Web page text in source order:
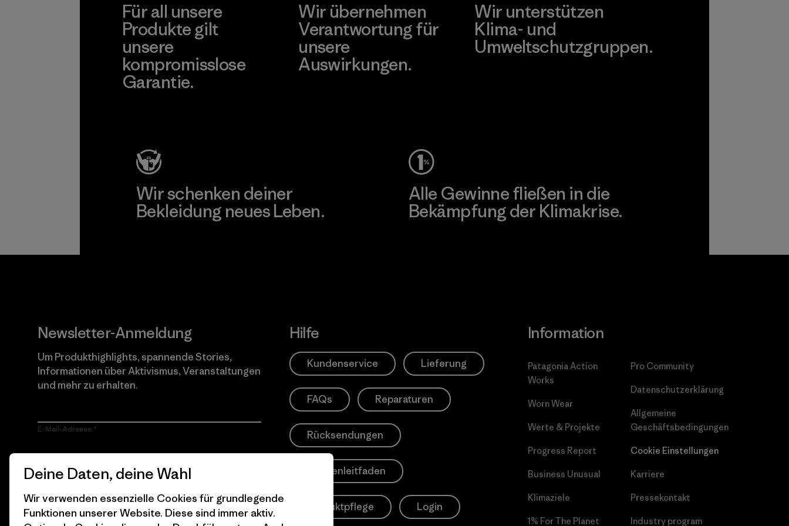
Für all unsere
Produkte gilt
unsere
kompromisslose
Garantie.
Wir übernehmen
Verantwortung für
unsere
Auswirkungen.
Wir unterstützen
Klima- und
Umweltschutzgruppen.
Wir schenken deiner
Bekleidung neues Leben.
Alle Gewinne fließen in die
Bekämpfung der Klimakrise.
Newsletter-Anmeldung
Um Produkthighlights, spannende Stories,
Informationen über Aktivismus, Veranstaltungen
und mehr zu erhalten.
E-Mail-Adresse
einverstanden, dass Patagonia meine E-Mail-Adresse
verarbeitet und mir E-Mails für Produkt-Highlights, spannende
mehr gemäß derDatenschutzerklärungvon Patagonia zusendet.
Hilfe
Kundenservice Lieferung
FAQs Reparaturen
Rücksendungen
Größenleitfaden
Produktpflege Login
Information
Patagonia Action
Works
Worn Wear
Werte & Projekte
Progress Report
Business Unusual
Klimaziele
1% For The Planet
Pro Community
Datenschutzerklärung
Allgemeine
Geschäftsbedingungen
Cookie Einstellungen
Karriere
Pressekontakt
Industry program
Deine Daten, deine Wahl
Wir verwenden essenzielle Cookies für grundlegende
Funktionen unserer Website. Diese sind immer aktiv.